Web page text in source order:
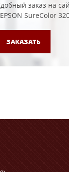
заказ на
SureColor
ЗАКАЗАТЬ